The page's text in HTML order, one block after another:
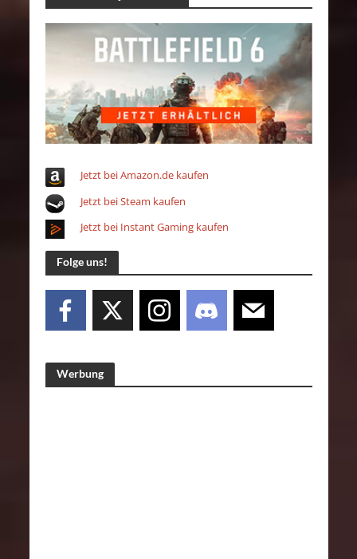
Jetzt bei Amazon.de kaufen
Jetzt bei Steam kaufen
Jetzt bei Instant Gaming kaufen
Folge uns!
Werbung